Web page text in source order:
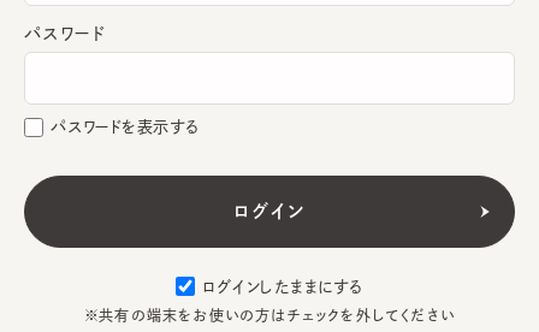
パスワード
パスワードを表示する
ログインしたままにする
※共有の端末をお使いの方はチェックを外してください